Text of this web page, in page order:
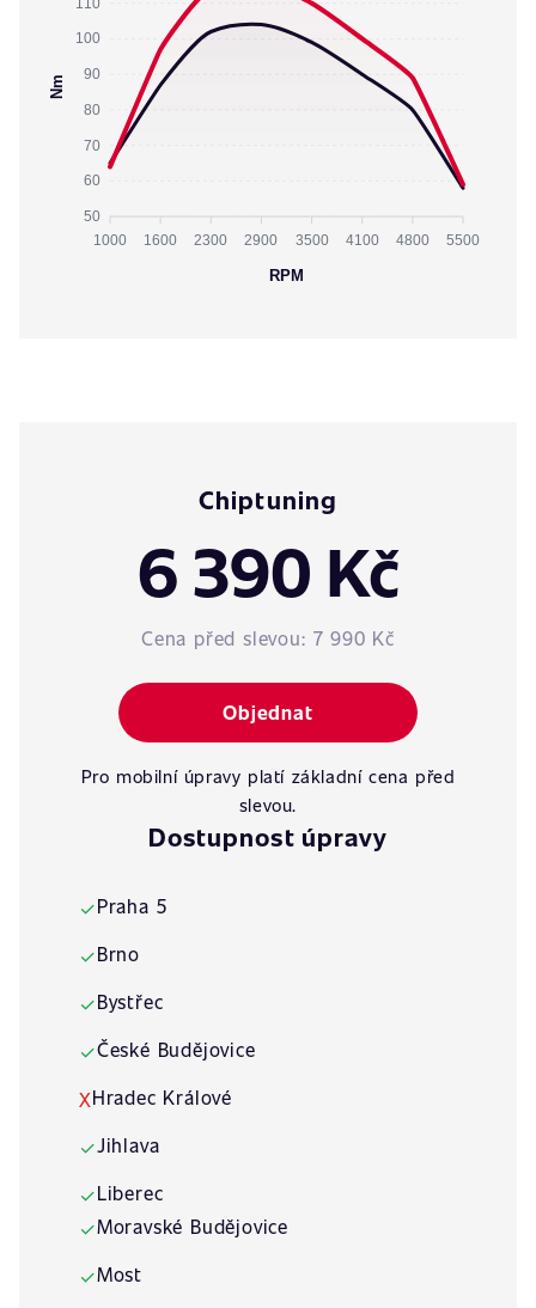
100
90
80
70
60
50
Nm
1000 1600 2300 2900 3500 4100 4800 5500
RPM
Chiptuning
6 390 Kč
Cena před slevou: 7 990 Kč
Objednat
Pro mobilní úpravy platí základní cena před
slevou.
Dostupnost úpravy
✓Praha 5
✓Brno
✓Bystřec
✓České Budějovice
XHradec Králové
✓Jihlava
✓Liberec
✓Moravské Budějovice
✓Most